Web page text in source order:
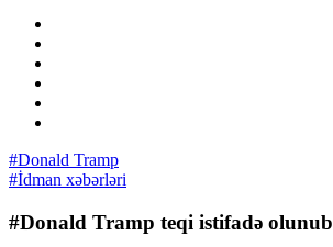
#Donald Tramp
#İdman xəbərləri
#Donald Tramp teqi istifadə olunub